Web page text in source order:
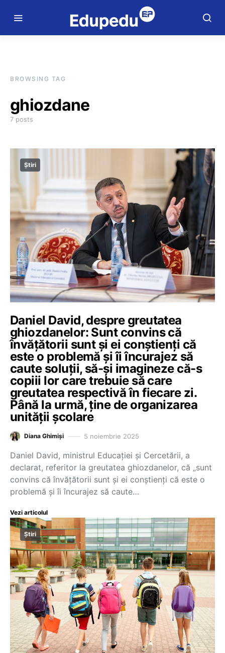
BROWSING TAG
ghiozdane
7 posts
Știri
Daniel David, despre greutatea
ghiozdanelor: Sunt convins că
învățătorii sunt și ei conștienți că
este o problemă și îi încurajez să
caute soluții, să-și imagineze că-s
copiii lor care trebuie să care
greutatea respectivă în fiecare zi.
Până la urmă, ține de organizarea
unității școlare
Diana Ghimiși 5 noiembrie 2025
Daniel David, ministrul Educației și Cercetării, a
declarat, referitor la greutatea ghiozdanelor, că „sunt
convins că învățătorii sunt și ei conștienți că este o
problemă și îi încurajez să caute…
Vezi articolul
Știri